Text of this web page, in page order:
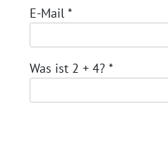
E-Mail *
Was ist 2 + 4? *